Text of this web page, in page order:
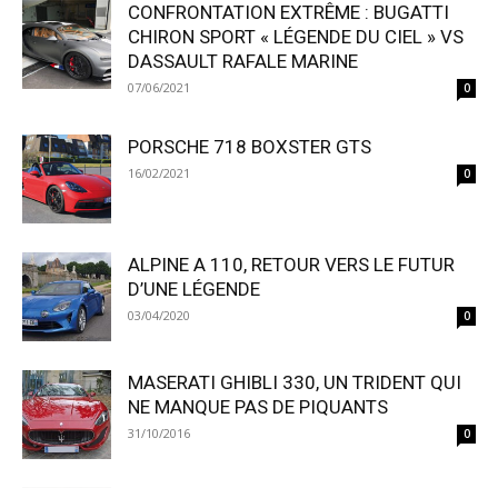
CONFRONTATION EXTRÊME : BUGATTI
CHIRON SPORT « LÉGENDE DU CIEL » VS
DASSAULT RAFALE MARINE
07/06/2021 0
PORSCHE 718 BOXSTER GTS
16/02/2021 0
ALPINE A 110, RETOUR VERS LE FUTUR
D’UNE LÉGENDE
03/04/2020 0
MASERATI GHIBLI 330, UN TRIDENT QUI
NE MANQUE PAS DE PIQUANTS
31/10/2016 0